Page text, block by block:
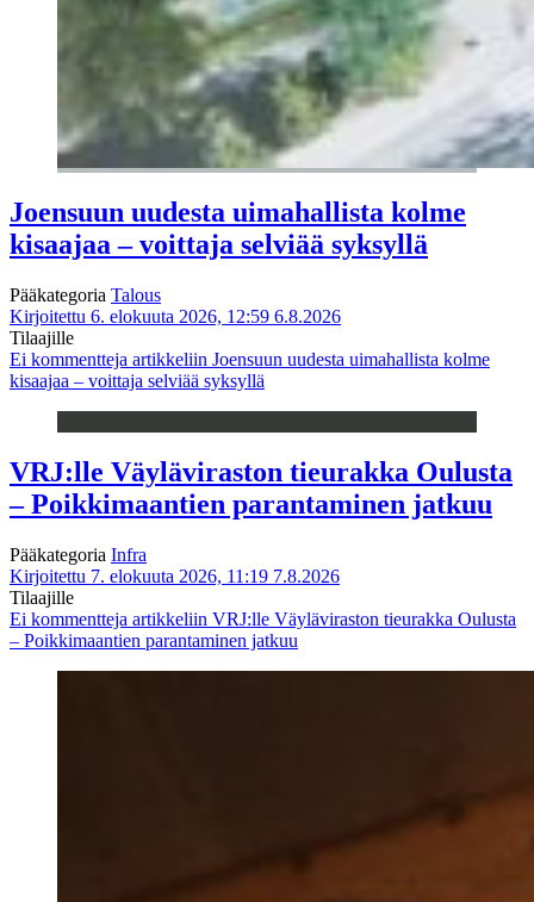
Joensuun uudesta uimahallista kolme
kisaajaa – voittaja selviää syksyllä
Pääkategoria Talous
Kirjoitettu 6. elokuuta 2026, 12:59 6.8.2026
Tilaajille
Ei kommentteja artikkeliin Joensuun uudesta uimahallista kolme
kisaajaa – voittaja selviää syksyllä
VRJ:lle Väyläviraston tieurakka Oulusta
– Poikkimaantien parantaminen jatkuu
Pääkategoria Infra
Kirjoitettu 7. elokuuta 2026, 11:19 7.8.2026
Tilaajille
Ei kommentteja artikkeliin VRJ:lle Väyläviraston tieurakka Oulusta
– Poikkimaantien parantaminen jatkuu